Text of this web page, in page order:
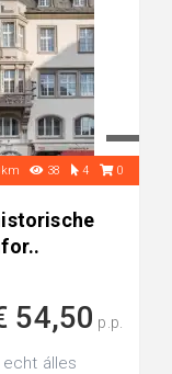
38 4 0
54,50 p.p.
álles